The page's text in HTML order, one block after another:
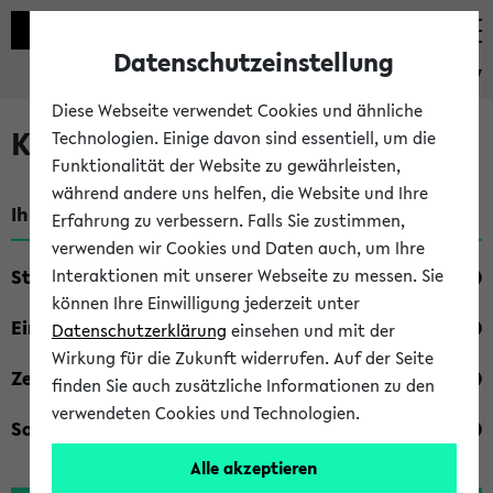
eKVV
Kombisuche im eKVV
Ihre Suchkriterien:
Studienfach
Einrichtung
Zeiten
Sonstiges
Datenschutzeinstellung
Diese Webseite verwendet Cookies und ähnliche
Technologien. Einige davon sind essentiell, um die
Funktionalität der Website zu gewährleisten,
während andere uns helfen, die Website und Ihre
Erfahrung zu verbessern. Falls Sie zustimmen,
verwenden wir Cookies und Daten auch, um Ihre
Interaktionen mit unserer Webseite zu messen. Sie
können Ihre Einwilligung jederzeit unter
Datenschutzerklärung einsehen und mit der
Wirkung für die Zukunft widerrufen. Auf der Seite
finden Sie auch zusätzliche Informationen zu den
verwendeten Cookies und Technologien.
Alle akzeptieren